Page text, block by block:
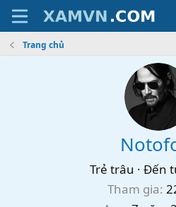
Trang chủ
Trẻ trâu · Đến
Tham gia